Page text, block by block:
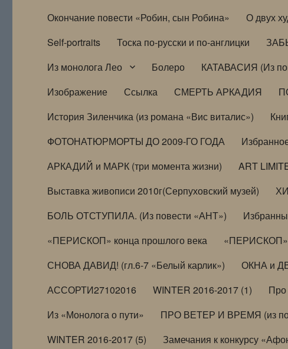
Окончание повести «Робин, сын Робина»
О двух
Self-portraits
Тоска по-русски и по-англицки
Из монолога Лео
Болеро КАТАВАСИЯ (Из
Изображение
Ссылка СМЕРТЬ АРКАДИЯ
История Зиленчика (из романа «Вис виталис»)
ФОТОНАТЮРМОРТЫ ДО 2009-ГО ГОДА
АРКАДИЙ и МАРК (три момента жизни)
ART
Выставка живописи 2010г(Серпуховский музей)
БОЛЬ ОТСТУПИЛА. (Из повести «АНТ»)
«ПЕРИСКОП» конца прошлого века
«ПЕРИСКОП»
СНОВА ДАВИД! (гл.6-7 «Белый карлик»)
ОКНА и
АССОРТИ27102016
WINTER 2016-2017 (1)
Из «Монолога о пути»
ПРО ВЕТЕР И ВРЕМЯ (из
WINTER 2016-2017 (5)
Замечания к конкурсу